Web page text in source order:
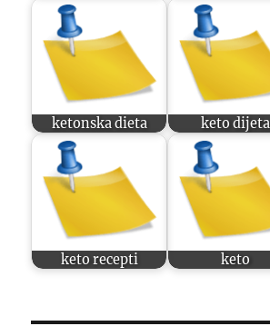
ketonska dieta keto dijeta
keto recepti keto